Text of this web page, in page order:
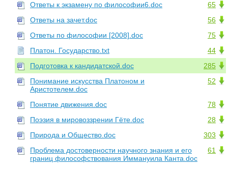
65
Ответы к экзамену по философии6.doc
56
Ответы на зачет.doc
75
Ответы по философии [2008].doc
44
Платон. Государство.txt
285
Подготовка к кандидатской.doc
52
Понимание искусства Платоном и
Аристотелем.doc
78
Понятие движения.doc
28
Поэзия в мировоззрении Гёте.doc
303
Природа и Общество.doc
61
Проблема достоверности научного знания и его
границ философствования Иммануила Канта.doc